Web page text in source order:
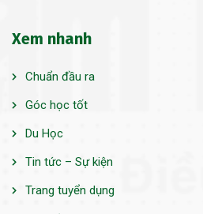
Xem nhanh
Chuẩn đầu ra
Góc học tốt
Du Học
Tin tức – Sự kiện
Trang tuyển dụng